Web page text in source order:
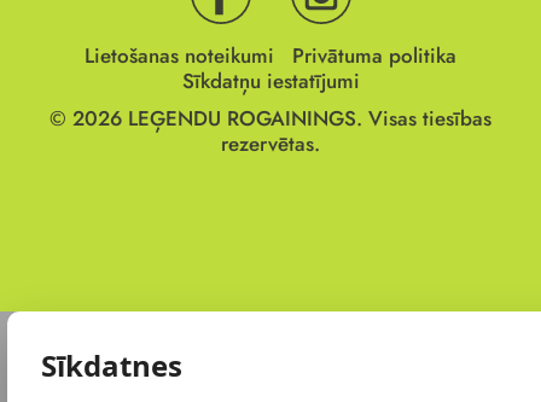
Lietošanas noteikumi
Privātuma politika
Sīkdatņu iestatījumi
© 2026 LEĢENDU ROGAININGS. Visas tiesības
rezervētas.
Sīkdatnes